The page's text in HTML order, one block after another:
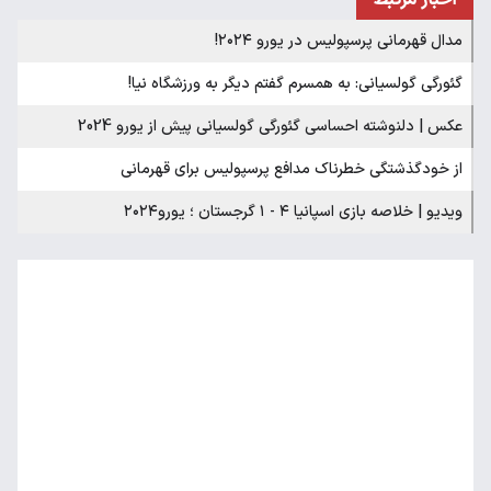
مدال قهرمانی پرسپولیس در یورو ۲۰۲۴!
گئورگی گولسیانی: به همسرم گفتم دیگر به ورزشگاه نیا!
عکس | دلنوشته احساسی گئورگی گولسیانی پیش از یورو 2024
از خودگذشتگی خطرناک مدافع پرسپولیس برای قهرمانی
ویدیو | خلاصه بازی اسپانیا ۴ - ۱ گرجستان ؛ یورو۲۰۲۴